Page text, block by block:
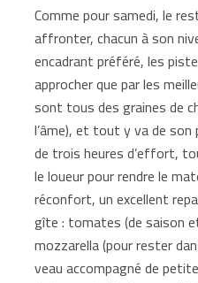
Comme pour samedi, le
affronter, chacun à son
encadrant préféré, les
approcher que par les
sont tous des graines de
l’âme), et tout y va de son
de trois heures d’effort,
le loueur pour rendre le
réconfort, un excellent
gîte : tomates (de saison
mozzarella (pour rester
veau accompagné de